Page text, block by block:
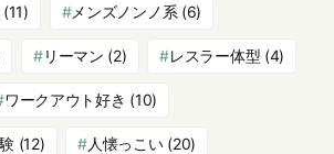
(11) メンズノンノ系 (6)
リーマン (2) レスラー体型 (4)
ワークアウト好き (10)
(12) 人懐っこい(20)